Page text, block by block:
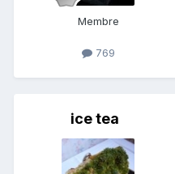
Membre
769
ice tea